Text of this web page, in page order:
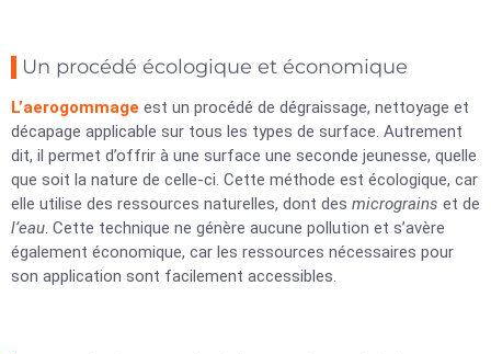
Un procédé écologique et économique
L’aerogommage est un procédé de dégraissage, nettoyage et
décapage applicable sur tous les types de surface. Autrement
dit, il permet d’offrir à une surface une seconde jeunesse, quelle
que soit la nature de celle-ci. Cette méthode est écologique, car
elle utilise des ressources naturelles, dont des micrograins et de
l’eau. Cette technique ne génère aucune pollution et s’avère
également économique, car les ressources nécessaires pour
son application sont facilement accessibles.